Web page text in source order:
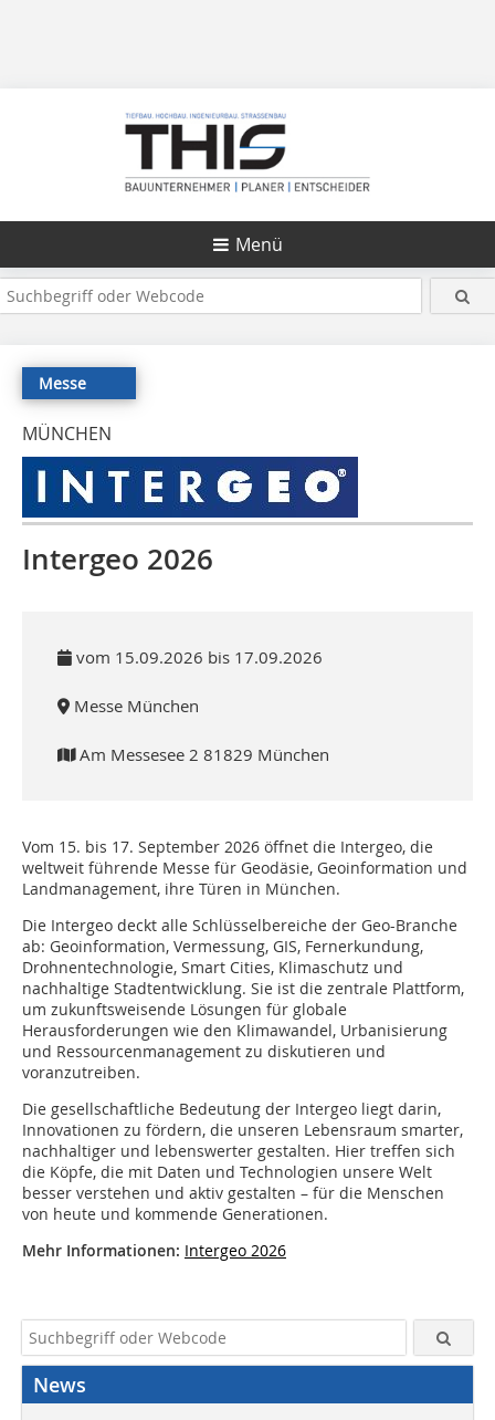
Menü
Messe
MÜNCHEN
Intergeo 2026
vom 15.09.2026 bis 17.09.2026
Messe München
Am Messesee 2 81829 München
Vom 15. bis 17. September 2026 öffnet die Intergeo, die
weltweit führende Messe für Geodäsie, Geoinformation und
Landmanagement, ihre Türen in München.
Die Intergeo deckt alle Schlüsselbereiche der Geo-Branche
ab: Geoinformation, Vermessung, GIS, Fernerkundung,
Drohnentechnologie, Smart Cities, Klimaschutz und
nachhaltige Stadtentwicklung. Sie ist die zentrale Plattform,
um zukunftsweisende Lösungen für globale
Herausforderungen wie den Klimawandel, Urbanisierung
und Ressourcenmanagement zu diskutieren und
voranzutreiben.
Die gesellschaftliche Bedeutung der Intergeo liegt darin,
Innovationen zu fördern, die unseren Lebensraum smarter,
nachhaltiger und lebenswerter gestalten. Hier treffen sich
die Köpfe, die mit Daten und Technologien unsere Welt
besser verstehen und aktiv gestalten – für die Menschen
von heute und kommende Generationen.
Mehr Informationen: Intergeo 2026
News